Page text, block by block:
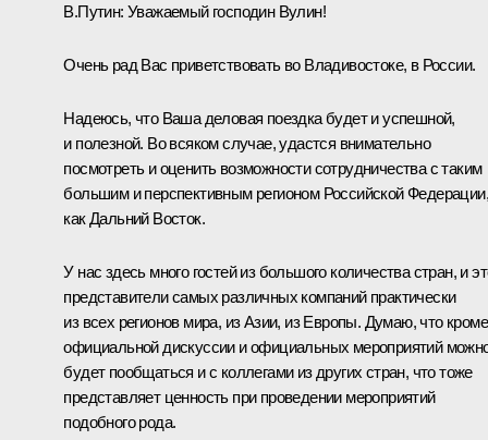
В.Путин: Уважаемый господин Вулин!
Очень рад Вас приветствовать во Владивостоке, в России.
Надеюсь, что Ваша деловая поездка будет и успешной,
и полезной. Во всяком случае, удастся внимательно
посмотреть и оценить возможности сотрудничества с таким
большим и перспективным регионом Российской Федерации,
как Дальний Восток.
У нас здесь много гостей из большого количества стран, и
представители самых различных компаний практически
из всех регионов мира, из Азии, из Европы. Думаю, что кроме
официальной дискуссии и официальных мероприятий
будет пообщаться и с коллегами из других стран, что тоже
представляет ценность при проведении мероприятий
подобного рода.